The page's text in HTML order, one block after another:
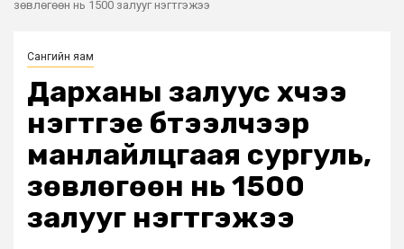
зөвлөгөөн нь 1500 залууг нэгтгэжээ
Сангийн яам
Дарханы залуус хүчээ
нэгтгэе бүтээлчээр
манлайлцгаая сургуль,
зөвлөгөөн нь 1500
залууг нэгтгэжээ